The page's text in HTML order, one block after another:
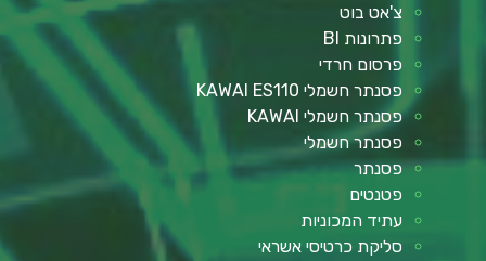
צ'אט בוט
פתרונות BI
פרסום חרדי
פסנתר חשמלי KAWAI ES110
פסנתר חשמלי KAWAI
פסנתר חשמלי
פסנתר
פטנטים
עתיד המכוניות
סליקת כרטיסי אשראי